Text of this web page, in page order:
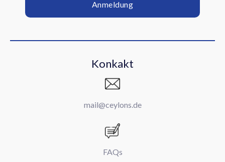
Konkakt
mail@ceylons.de
FAQs